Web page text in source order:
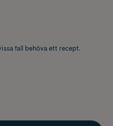
fall behöva ett recept.